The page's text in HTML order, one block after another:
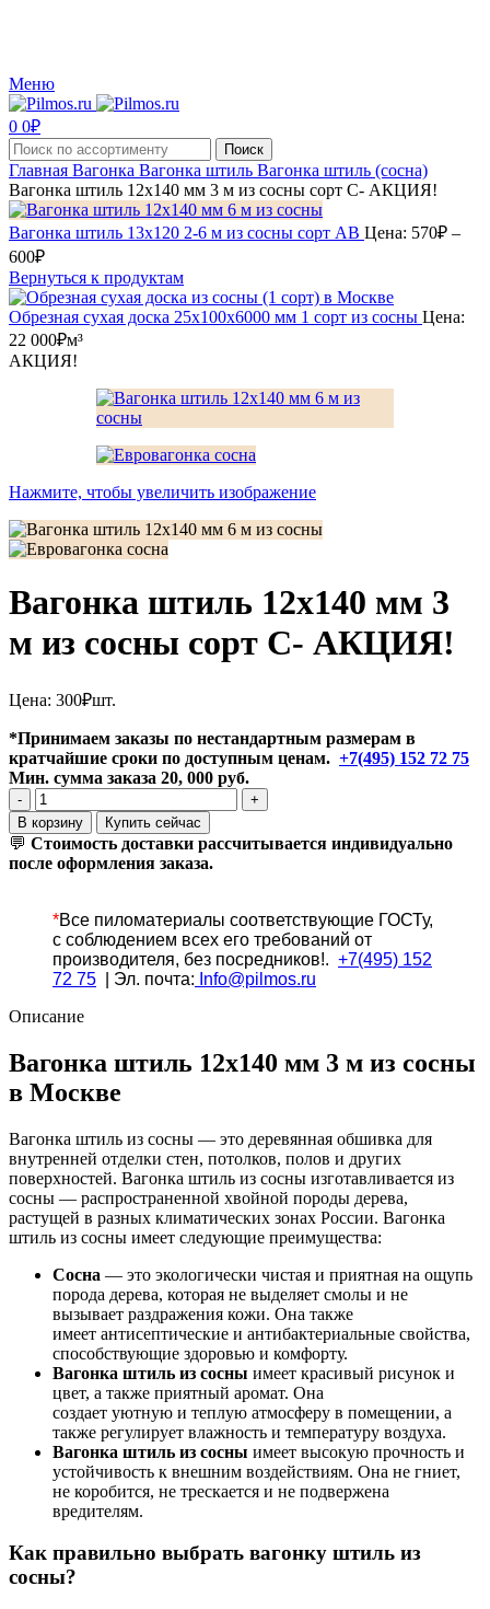
Меню
0 0₽
Поиск
Главная Вагонка Вагонка штиль Вагонка штиль (сосна)
Вагонка штиль 12х140 мм 3 м из сосны сорт С- АКЦИЯ!
Вагонка штиль 13x120 2-6 м из сосны сорт АВ Цена: 570₽ –
600₽Диапазон
цен:
570₽
–
600₽
Вернуться к продуктам
Обрезная сухая доска 25х100х6000 мм 1 сорт из сосны Цена:
22 000₽м³
АКЦИЯ!
Нажмите, чтобы увеличить изображение
Вагонка штиль 12х140 мм 3
м из сосны сорт С- АКЦИЯ!
Цена: 300₽шт.
*Принимаем заказы по нестандартным размерам в
кратчайшие сроки по доступным ценам. +7(495) 152 72 75
Мин. сумма заказа 20, 000 руб.
Количество
товара
Вагонка
штиль
12х140
сосны
сорт
С-
В корзину Купить сейчас
💬 Стоимость доставки рассчитывается индивидуально
после оформления заказа.
*Все пиломатериалы соответствующие ГОСТу,
с соблюдением всех его требований от
производителя, без посредников!. +7(495) 152
72 75 | Эл. почта: Info@pilmos.ru
Описание
Вагонка штиль 12х140 мм 3 м из сосны
в Москве
Вагонка штиль из сосны — это деревянная обшивка для
внутренней отделки стен, потолков, полов и других
поверхностей. Вагонка штиль из сосны изготавливается из
сосны — распространенной хвойной породы дерева,
растущей в разных климатических зонах России. Вагонка
штиль из сосны имеет следующие преимущества:
Сосна — это экологически чистая и приятная на ощупь
порода дерева, которая не выделяет смолы и не
вызывает раздражения кожи. Она также
имеет антисептические и антибактериальные свойства,
способствующие здоровью и комфорту.
Вагонка штиль из сосны имеет красивый рисунок и
цвет, а также приятный аромат. Она
создает уютную и теплую атмосферу в помещении, а
также регулирует влажность и температуру воздуха.
Вагонка штиль из сосны имеет высокую прочность и
устойчивость к внешним воздействиям. Она не гниет,
не коробится, не трескается и не подвержена
вредителям.
Как правильно выбрать вагонку штиль из
сосны?